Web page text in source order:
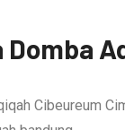
Domba